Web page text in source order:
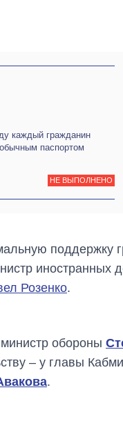
каждый гражданин
паспортом
НЕ ВЫПОЛНЕНО
поддержку
иностранных
Розенко.
обороны
– у главы
.